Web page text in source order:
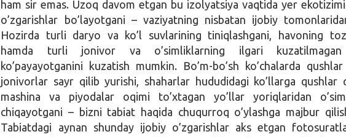
ham sir emas. Uzoq davom etgan bu izolyatsiya vaqtida yer
o’zgarishlar bo’layotgani – vaziyatning nisbatan ijobiy
Hozirda turli daryo va ko’l suvlarining tiniqlashgani, havoning
hamda turli jonivor va o’simliklarning ilgari
ko’payayotganini kuzatish mumkin. Bo’m-bo’sh ko’chalarda
jonivorlar sayr qilib yurishi, shaharlar hududidagi ko’llarga qushlar
mashina va piyodalar oqimi to’xtagan yo’llar yoriqlaridan
chiqayotgani – bizni tabiat haqida chuqurroq o’ylashga majbur
Tabiatdagi aynan shunday ijobiy o’zgarishlar aks etgan